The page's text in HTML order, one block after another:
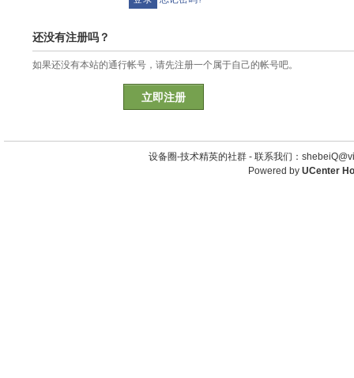
还没有注册吗？
如果还没有本站的通行帐号，请先注册一个属于自己的帐号吧。
立即注册
设备圈-技术精英的社群 - 联系我们：
Powered by UCenter